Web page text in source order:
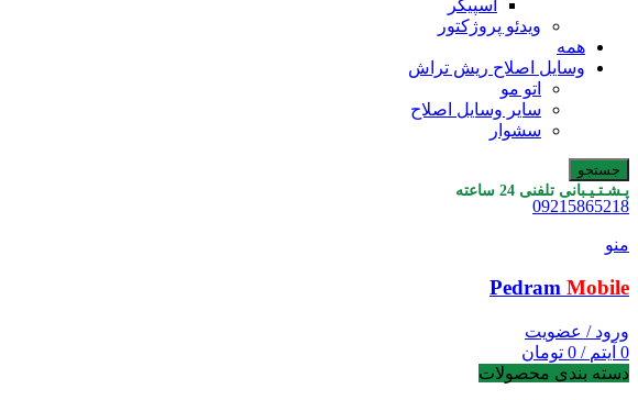
اسپیکر
ویدئو پروژکتور
همه
وسایل اصلاح ریش تراش
اتو مو
سایر وسایل اصلاح
سشوار
جستجو
پـشـتـیـبانی تلفنی 24 ساعته
09215865218
منو
Pedram Mobile
ورود / عضویت
0 آیتم /
0 تومان
دسته بندی محصولات